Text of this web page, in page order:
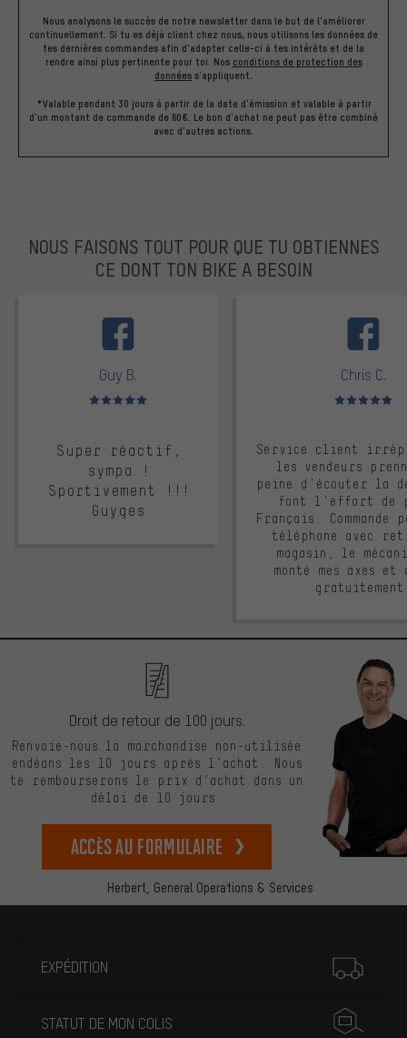
Nous analysons le succès de notre newsletter dans le but de l'améliorer
continuellement. Si tu es déjà client chez nous, nous utilisons les données de
tes dernières commandes afin d'adapter celle-ci à tes intérêts et de la
rendre ainsi plus pertinente pour toi. Nos conditions de protection des
données s'appliquent.
*Valable pendant 30 jours à partir de la date d'émission et valable à partir
d'un montant de commande de 60€. Le bon d'achat ne peut pas être combiné
avec d'autres actions.
NOUS FAISONS TOUT POUR QUE TU OBTIENNES
CE DONT TON BIKE A BESOIN
Guy B.
Note moyenne : 5 sur 5
Super réactif,
sympa !
Sportivement !!!
Guyges
Chris C.
Note moyenne :
Service client
les vendeurs
peine d'écouter la
font l'effort de
Français. Commande
téléphone avec
magasin, le
monté mes axes et
Herbert, General Operations & Services
Droit de retour de 100 jours.
Renvoie-nous la marchandise non-utilisée
endéans les 10 jours après l’achat. Nous
te rembourserons le prix d’achat dans un
délai de 10 jours.
Accès au formulaire
EXPÉDITION
STATUT DE MON COLIS